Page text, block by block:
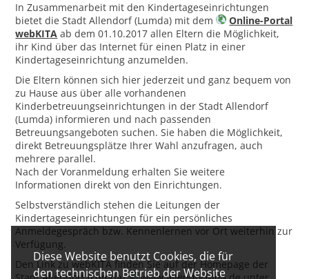
Diese Website benutzt Cookies, die für
den technischen Betrieb der Website
In Zusammenarbeit mit den Kindertageseinrichtungen
bietet die Stadt Allendorf (Lumda) mit dem
Online-Portal
webKITA ab dem 01.10.2017 allen Eltern die Möglichkeit,
ihr Kind über das Internet für einen Platz in einer
Kindertageseinrichtung anzumelden.
Die Eltern können sich hier jederzeit und ganz bequem von
zu Hause aus über alle vorhandenen
Kinderbetreuungseinrichtungen in der Stadt Allendorf
(Lumda) informieren und nach passenden
Betreuungsangeboten suchen. Sie haben die Möglichkeit,
direkt Betreuungsplätze Ihrer Wahl anzufragen, auch
mehrere parallel.
Nach der Voranmeldung erhalten Sie weitere
Informationen direkt von den Einrichtungen.
Selbstverständlich stehen die Leitungen der
Kindertageseinrichtungen für ein persönliches
Anmeldegespräch bzw. Kennenlernen vor Ort weiterhin zur
Verfügung.
Den Link zu webKITA finden Sie auf der Homepage der